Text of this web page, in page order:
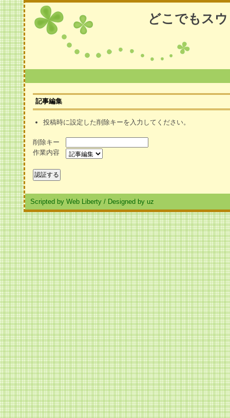
どこでもス
記事編集
投稿時に設定した削除キーを入力してください。
削除キー
作業内容
Scripted by Web Liberty / Designed by uz